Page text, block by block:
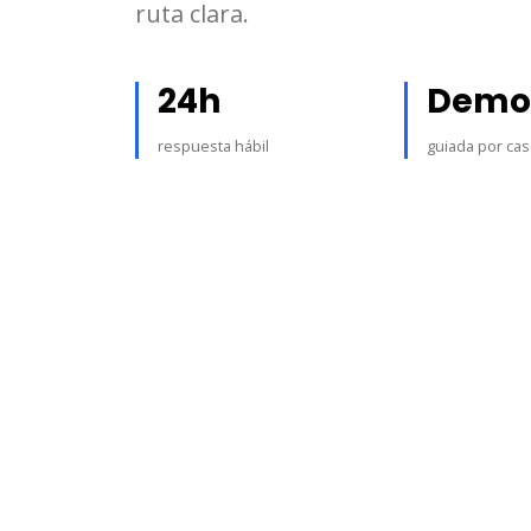
ruta clara.
24h
respuesta hábil
Demo
guiada por